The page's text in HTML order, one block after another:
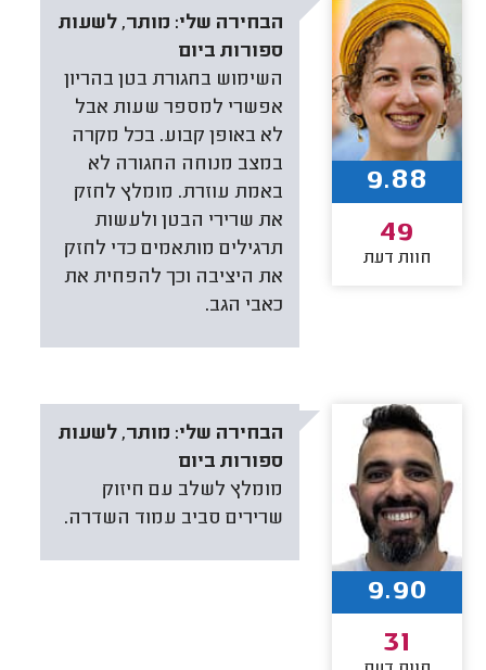
הבחירה שלי: מותר, לשעות
ספורות ביום
השימוש בחגורת בטן בהריון
אפשרי למספר שעות אבל
לא באופן קבוע. בכל מקרה
במצב מנוחה החגורה לא
באמת עוזרת. מומלץ לחזק
את שרירי הבטן ולעשות
תרגילים מותאמים כדי לחזק
את היציבה וכך להפחית את
כאבי הגב.
9.88
49
חוות דעת
הבחירה שלי: מותר, לשעות
ספורות ביום
מומלץ לשלב עם חיזוק
שרירים סביב עמוד השדרה.
9.90
31